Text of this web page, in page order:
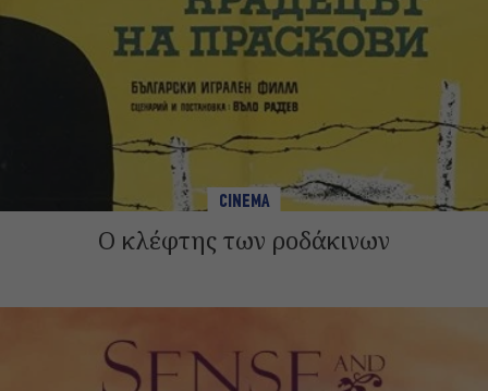
CINEMA
Ο κλέφτης των ροδάκινων